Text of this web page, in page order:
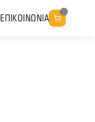
ΕΠΙΚΟΙΝΩΝΙΑ